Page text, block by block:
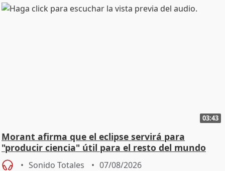
03:43
Morant afirma que el eclipse servirá para
"producir ciencia" útil para el resto del mundo
Sonido Totales 07/08/2026